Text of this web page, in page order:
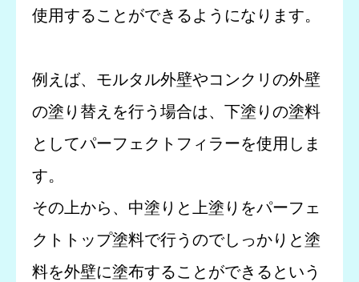
使用することができるようになります。
例えば、モルタル外壁やコンクリの外壁
の塗り替えを行う場合は、下塗りの塗料
としてパーフェクトフィラーを使用しま
す。
その上から、中塗りと上塗りをパーフェ
クトトップ塗料で行うのでしっかりと塗
料を外壁に塗布することができるという